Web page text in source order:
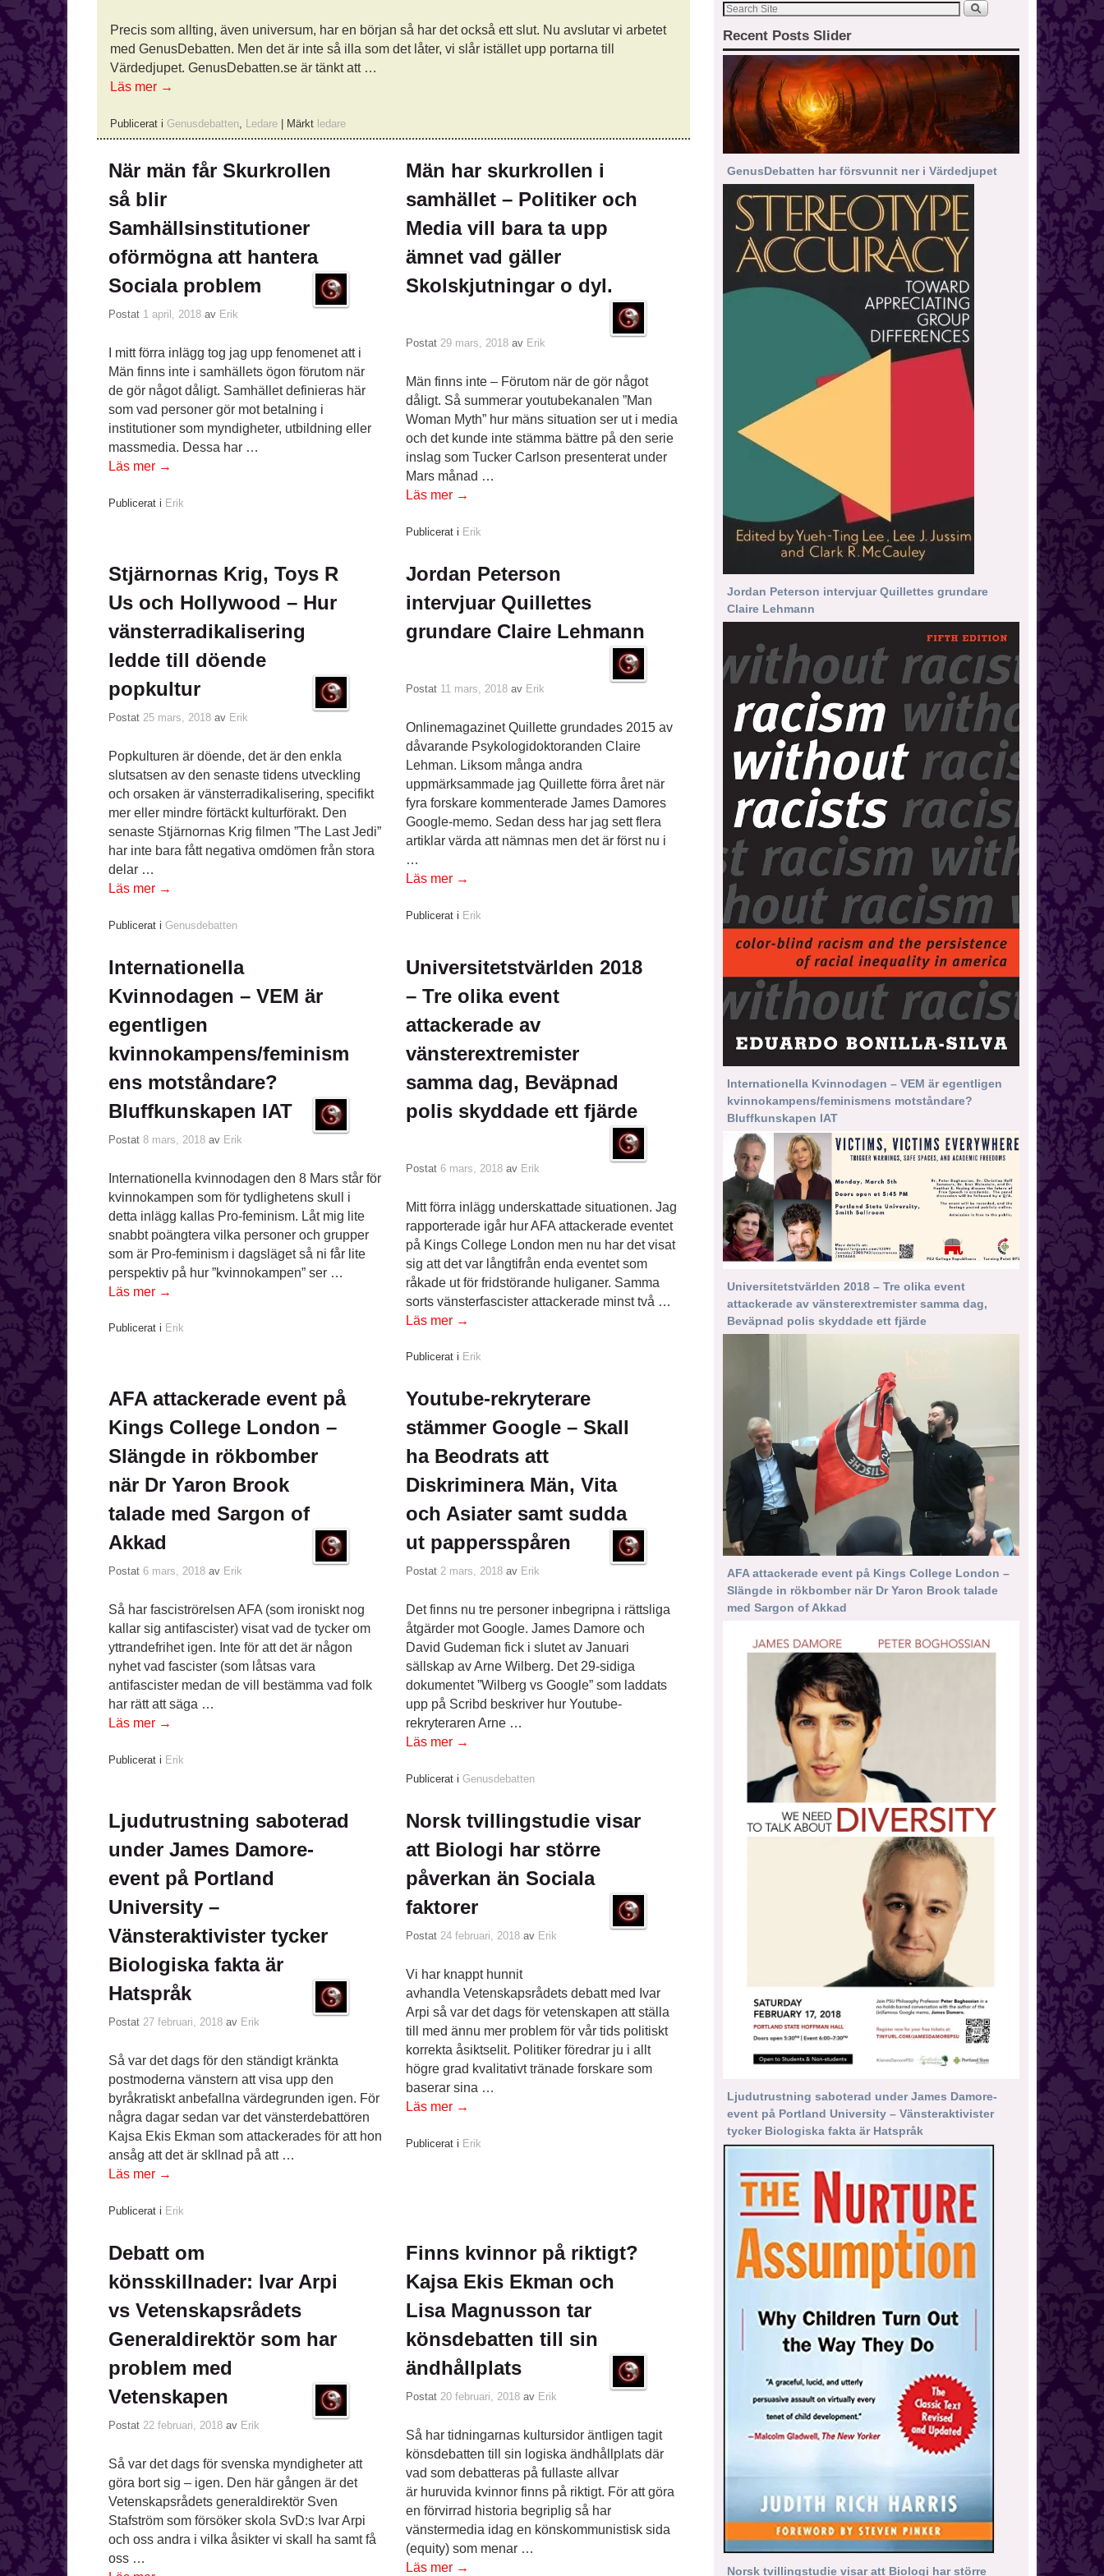
Precis som allting, även universum, har en början så har det också ett slut. Nu avslutar vi arbetet
med GenusDebatten. Men det är inte så illa som det låter, vi slår istället upp portarna till
Värdedjupet. GenusDebatten.se är tänkt att …
Läs mer →
Publicerat i Genusdebatten, Ledare Märkt ledare
När män får Skurkrollen
så blir
Samhällsinstitutioner
oförmögna att hantera
Sociala problem
Postat 1 april, 2018 av Erik
I mitt förra inlägg tog jag upp fenomenet att i
Män finns inte i samhällets ögon förutom när
de gör något dåligt. Samhället definieras här
som vad personer gör mot betalning i
institutioner som myndigheter, utbildning eller
massmedia. Dessa har …
Läs mer →
Publicerat i Erik
Män har skurkrollen i
samhället – Politiker och
Media vill bara ta upp
ämnet vad gäller
Skolskjutningar o dyl.
Postat 29 mars, 2018 av Erik
Män finns inte – Förutom när de gör något
dåligt. Så summerar youtubekanalen ”Man
Woman Myth” hur mäns situation ser ut i media
och det kunde inte stämma bättre på den serie
inslag som Tucker Carlson presenterat under
Mars månad …
Läs mer →
Publicerat i Erik
Stjärnornas Krig, Toys R
Us och Hollywood – Hur
vänsterradikalisering
ledde till döende
popkultur
Postat 25 mars, 2018 av Erik
Popkulturen är döende, det är den enkla
slutsatsen av den senaste tidens utveckling
och orsaken är vänsterradikalisering, specifikt
mer eller mindre förtäckt kulturförakt. Den
senaste Stjärnornas Krig filmen ”The Last Jedi”
har inte bara fått negativa omdömen från stora
delar …
Läs mer →
Publicerat i Genusdebatten
Jordan Peterson
intervjuar Quillettes
grundare Claire Lehmann
Postat 11 mars, 2018 av Erik
Onlinemagazinet Quillette grundades 2015 av
dåvarande Psykologidoktoranden Claire
Lehman. Liksom många andra
uppmärksammade jag Quillette förra året när
fyra forskare kommenterade James Damores
Google-memo. Sedan dess har jag sett flera
artiklar värda att nämnas men det är först nu i
…
Läs mer →
Publicerat i Erik
Internationella
Kvinnodagen – VEM är
egentligen
kvinnokampens/feminism
ens motståndare?
Bluffkunskapen IAT
Postat 8 mars, 2018 av Erik
Internationella kvinnodagen den 8 Mars står för
kvinnokampen som för tydlighetens skull i
detta inlägg kallas Pro-feminism. Låt mig lite
snabbt poängtera vilka personer och grupper
som är Pro-feminism i dagsläget så ni får lite
perspektiv på hur ”kvinnokampen” ser …
Läs mer →
Publicerat i Erik
Universitetstvärlden 2018
– Tre olika event
attackerade av
vänsterextremister
samma dag, Beväpnad
polis skyddade ett fjärde
Postat 6 mars, 2018 av Erik
Mitt förra inlägg underskattade situationen. Jag
rapporterade igår hur AFA attackerade eventet
på Kings College London men nu har det visat
sig att det var långtifrån enda eventet som
råkade ut för fridstörande huliganer. Samma
sorts vänsterfascister attackerade minst två …
Läs mer →
Publicerat i Erik
AFA attackerade event på
Kings College London –
Slängde in rökbomber
när Dr Yaron Brook
talade med Sargon of
Akkad
Postat 6 mars, 2018 av Erik
Så har fasciströrelsen AFA (som ironiskt nog
kallar sig antifascister) visat vad de tycker om
yttrandefrihet igen. Inte för att det är någon
nyhet vad fascister (som låtsas vara
antifascister medan de vill bestämma vad folk
har rätt att säga …
Läs mer →
Publicerat i Erik
Youtube-rekryterare
stämmer Google – Skall
ha Beodrats att
Diskriminera Män, Vita
och Asiater samt sudda
ut pappersspåren
Postat 2 mars, 2018 av Erik
Det finns nu tre personer inbegripna i rättsliga
åtgärder mot Google. James Damore och
David Gudeman fick i slutet av Januari
sällskap av Arne Wilberg. Det 29-sidiga
dokumentet ”Wilberg vs Google” som laddats
upp på Scribd beskriver hur Youtube-
rekryteraren Arne …
Läs mer →
Publicerat i Genusdebatten
Ljudutrustning saboterad
under James Damore-
event på Portland
University –
Vänsteraktivister tycker
Biologiska fakta är
Hatspråk
Postat 27 februari, 2018 av Erik
Så var det dags för den ständigt kränkta
postmoderna vänstern att visa upp den
byråkratiskt anbefallna värdegrunden igen. För
några dagar sedan var det vänsterdebattören
Kajsa Ekis Ekman som attackerades för att hon
ansåg att det är skllnad på att …
Läs mer →
Publicerat i Erik
Norsk tvillingstudie visar
att Biologi har större
påverkan än Sociala
faktorer
Postat 24 februari, 2018 av Erik
Vi har knappt hunnit
avhandla Vetenskapsrådets debatt med Ivar
Arpi så var det dags för vetenskapen att ställa
till med ännu mer problem för vår tids politiskt
korrekta åsiktselit. Politiker föredrar ju i allt
högre grad kvalitativt tränade forskare som
baserar sina …
Läs mer →
Publicerat i Erik
Debatt om
könsskillnader: Ivar Arpi
vs Vetenskapsrådets
Generaldirektör som har
problem med
Vetenskapen
Postat 22 februari, 2018 av Erik
Så var det dags för svenska myndigheter att
göra bort sig – igen. Den här gången är det
Vetenskapsrådets generaldirektör Sven
Stafström som försöker skola SvD:s Ivar Arpi
och oss andra i vilka åsikter vi skall ha samt få
oss …
Finns kvinnor på riktigt?
Kajsa Ekis Ekman och
Lisa Magnusson tar
könsdebatten till sin
ändhållplats
Postat 20 februari, 2018 av Erik
Så har tidningarnas kultursidor äntligen tagit
könsdebatten till sin logiska ändhållplats där
vad som debatteras på fullaste allvar
är huruvida kvinnor finns på riktigt. För att göra
en förvirrad historia begriplig så har
vänstermedia idag en könskommunistisk sida
(equity) som menar …
Läs mer →
Recent Posts Slider
GenusDebatten har försvunnit ner i Värdedjupet
Jordan Peterson intervjuar Quillettes grundare
Claire Lehmann
Internationella Kvinnodagen – VEM är egentligen
kvinnokampens/feminismens motståndare?
Bluffkunskapen IAT
Universitetstvärlden 2018 – Tre olika event
attackerade av vänsterextremister samma dag,
Beväpnad polis skyddade ett fjärde
AFA attackerade event på Kings College London –
Slängde in rökbomber när Dr Yaron Brook talade
med Sargon of Akkad
Ljudutrustning saboterad under James Damore-
event på Portland University – Vänsteraktivister
tycker Biologiska fakta är Hatspråk
Norsk tvillingstudie visar att Biologi har större